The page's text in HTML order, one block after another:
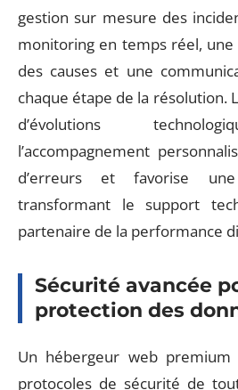
gestion sur mesure des
monitoring en temps réel,
des causes et une
chaque étape de la résolution.
d’évolutions
l’accompagnement
d’erreurs et favorise
transformant le support
partenaire de la performance
Sécurité avancée
protection des
Un hébergeur web
protocoles de sécurité de